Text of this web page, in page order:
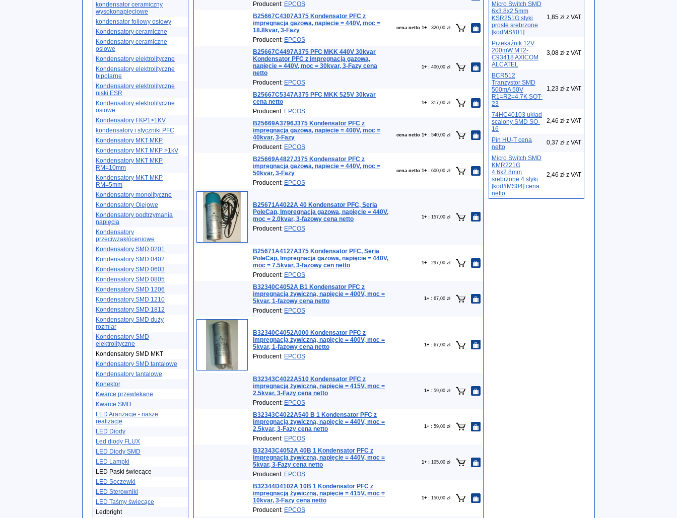
kondensator ceramiczny
wysokonapięciowe
kondensator foliowy osiowy
Kondensatory ceramiczne
Kondensatory ceramiczne
osiowe
Kondensatory elektrolityczne
Kondensatory elektrolityczne
bipolarne
Kondensatory elektrolityczne
niski ESR
Kondensatory elektrolityczne
osiowe
Kondensatory FKP1>1KV
kondensatory i styczniki PFC
Kondensatory MKT MKP
Kondensatory MKT MKP >1kV
Kondensatory MKT MKP
RM=10mm
Kondensatory MKT MKP
RM=5mm
Kondensatory monolityczne
Kondensatory Olejowe
Kondensatory podtrzymania
napięcia
Kondensatory
przeciwzakłóceniowe
Kondensatory SMD 0201
Kondensatory SMD 0402
Kondensatory SMD 0603
Kondensatory SMD 0805
Kondensatory SMD 1206
Kondensatory SMD 1210
Kondensatory SMD 1812
Kondensatory SMD duży
rozmiar
Kondensatory SMD
elektrolityczne
Kondensatory SMD MKT
Kondensatory SMD tantalowe
Kondensatory tantalowe
Konektor
Kwarce przewlekane
Kwarce SMD
LED Aranżacje - nasze
realizacje
LED Diody
Led diody FLUX
LED Diody SMD
LED Lampki
LED Paski świecące
LED Soczewki
LED Sterowniki
LED Taśmy świecące
Ledbright
Producent: EPCOS
B25667C4307A375 Kondensator PFC z
impregnacja gazowa, napiecie = 440V, moc =
18.8kvar, 3-Fazy
Producent: EPCOS
cena netto 1+ : 320,00 zł
B25667C4497A375 PFC MKK 440V 30kvar
Kondensator PFC z impregnacją gazową,
napięcie = 440V, moc = 30kvar, 3-Fazy cena
netto
Producent: EPCOS
1+ : 400,00 zł
B25667C5347A375 PFC MKK 525V 30kvar
cena netto
Producent: EPCOS
1+ : 317,00 zł
B25669A3796J375 Kondensator PFC z
impregnacja gazowa, napiecie = 400V, moc =
40kvar, 3-Fazy
Producent: EPCOS
cena netto 1+ : 540,00 zł
B25669A4827J375 Kondensator PFC z
impregnacja gazowa, napiecie = 440V, moc =
50kvar, 3-Fazy
Producent: EPCOS
cena netto 1+ : 600,00 zł
B25671A4022A 40 Kondensator PFC, Seria
PoleCap, Impregnacja gazowa, napięcie = 440V,
moc = 2.0kvar, 3-fazowy cena netto
Producent: EPCOS
1+ : 157,00 zł
B25671A4127A375 Kondensator PFC, Seria
PoleCap, Impregnacja gazowa, napięcie = 440V,
moc = 7.5kvar, 3-fazowy cen netto
Producent: EPCOS
1+ : 297,00 zł
B32340C4052A B1 Kondensator PFC z
impregnacją żywiczną, napięcie = 400V, moc =
5kvar, 1-fazowy cena netto
Producent: EPCOS
1+ : 67,00 zł
B32340C4052A000 Kondensator PFC z
impregnacją żywiczną, napięcie = 400V, moc =
5kvar, 1-fazowy cena netto
Producent: EPCOS
1+ : 67,00 zł
B32343C4022A510 Kondensator PFC z
impregnacją żywiczną, napięcie = 415V, moc =
2.5kvar, 3-Fazy cena netto
Producent: EPCOS
1+ : 59,00 zł
B32343C4022A540 B 1 Kondensator PFC z
impregnacją żywiczną, napięcie = 440V, moc =
2.5kvar, 3-Fazy cena netto
Producent: EPCOS
1+ : 59,00 zł
B32343C4052A 40B 1 Kondensator PFC z
impregnacją żywiczną, napięcie = 440V, moc =
5kvar, 3-Fazy cena netto
Producent: EPCOS
1+ : 105,00 zł
B32344D4102A 10B 1 Kondensator PFC z
impregnacją żywiczną, napięcie = 415V, moc =
10kvar, 3-Fazy cena netto
Producent: EPCOS
1+ : 150,00 zł
Micro Switch SMD
6x3.8x2.5mm
KSR251G styki
proste srebrzone
[kodMS#01]
1,85 zł z VAT
Przekaźnik 12V
200mW MT2-
C93418 AXICOM
ALCATEL
3,08 zł z VAT
BCR512
Tranzystor SMD
500mA 50V
R1=R2=4.7K SOT-
23
1,23 zł z VAT
74HC40103 układ
scalony SMD SO-
16
2,46 zł z VAT
Pin HU-T cena
netto
0,37 zł z VAT
Micro Switch SMD
KMR221G
4.6x2.8mm
srebrzone 4 styki
[kod#MS04] cena
netto
2,46 zł z VAT